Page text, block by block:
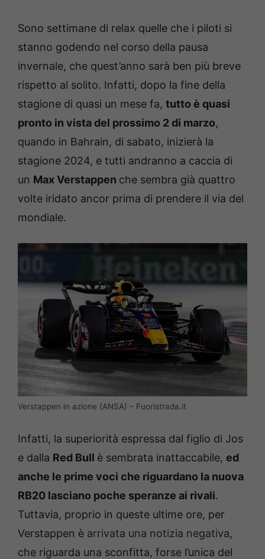
Sono settimane di relax quelle che i piloti si
stanno godendo nel corso della pausa
invernale, che quest’anno sarà ben più breve
rispetto al solito. Infatti, dopo la fine della
stagione di quasi un mese fa, tutto è quasi
pronto in vista del prossimo 2 di marzo,
quando in Bahrain, di sabato, inizierà la
stagione 2024, e tutti andranno a caccia di
un Max Verstappen che sembra già quattro
volte iridato ancor prima di prendere il via del
mondiale.
Verstappen in azione (ANSA) – Fuoristrada.it
Infatti, la superiorità espressa dal figlio di Jos
e dalla Red Bull è sembrata inattaccabile, ed
anche le prime voci che riguardano la nuova
RB20 lasciano poche speranze ai rivali.
Tuttavia, proprio in queste ultime ore, per
Verstappen è arrivata una notizia negativa,
che riguarda una sconfitta, forse l’unica del